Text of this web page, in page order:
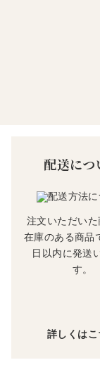
配送につ
注文いただいた
在庫のある商品
日以内に発送
す。
詳しくはこ